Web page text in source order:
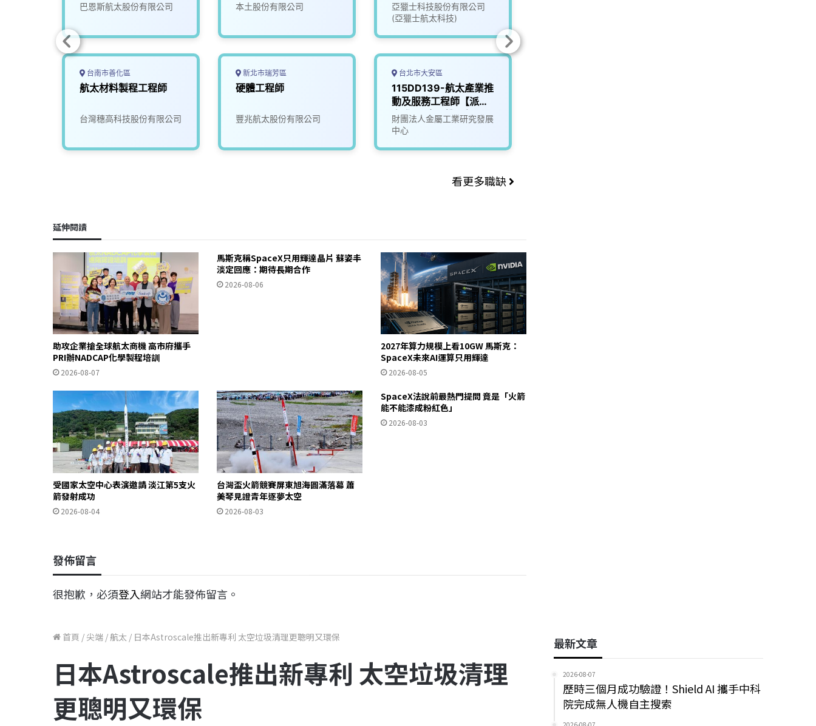
巴恩斯航太股份有限公司
台南市善化區
航太材料製程工程師
台灣穗高科技股份有限公司
本土股份有限公司
新北市瑞芳區
硬體工程師
豐兆航太股份有限公司
亞獵士科技股份有限公司
(亞獵士航太科技)
台北市大安區
115DD139-航太產業推
動及服務工程師【派駐
產發署-金屬機電組】
財團法人金屬工業研究發展
中心
看更多職缺
延伸閱讀
助攻企業搶全球航太商機 高市府攜手
PRI辦NADCAP化學製程培訓
2026-08-07
馬斯克稱SpaceX只用輝達晶片 蘇姿丰
淡定回應：期待長期合作
2026-08-06
2027年算力規模上看10GW 馬斯克：
SpaceX未來AI運算只用輝達
2026-08-05
受國家太空中心表演邀請 淡江第5支火
箭發射成功
2026-08-04
台灣盃火箭競賽屏東旭海圓滿落幕 蕭
美琴見證青年逐夢太空
2026-08-03
SpaceX法說前最熱門提問 竟是「火箭
能不能漆成粉紅色」
2026-08-03
發佈留言
很抱歉，必須登入網站才能發佈留言。